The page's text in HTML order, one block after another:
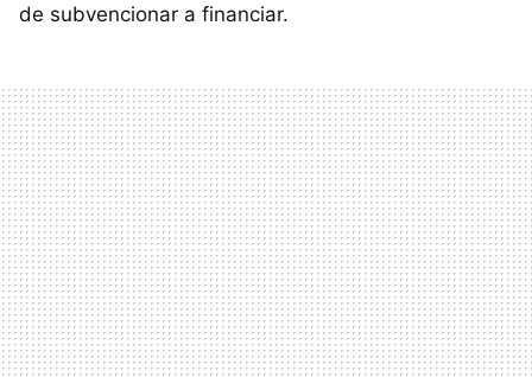
de subvencionar a financiar.